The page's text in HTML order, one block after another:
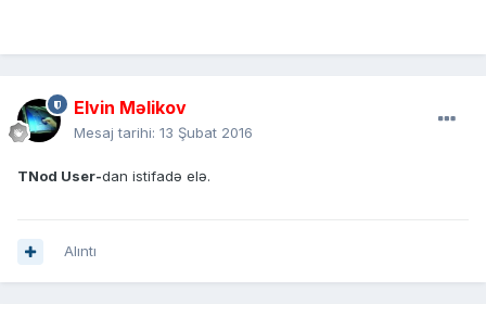
Elvin Məlikov
Mesaj tarihi: 13 Şubat 2016
TNod User-dan istifadə elə.
Alıntı